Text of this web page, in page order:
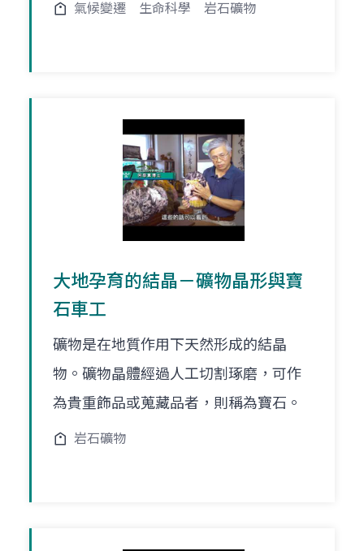
氣候變遷 生命科學 岩石礦物
大地孕育的結晶－礦物晶形與寶
石車工
礦物是在地質作用下天然形成的結晶
物。礦物晶體經過人工切割琢磨，可作
為貴重飾品或蒐藏品者，則稱為寶石。
岩石礦物